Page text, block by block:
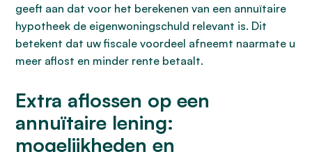
geeft aan dat voor het berekenen van een annuïtaire
hypotheek de eigenwoningschuld relevant is. Dit
betekent dat uw fiscale voordeel afneemt naarmate u
meer aflost en minder rente betaalt.
Extra aflossen op een
annuïtaire lening:
mogelijkheden en